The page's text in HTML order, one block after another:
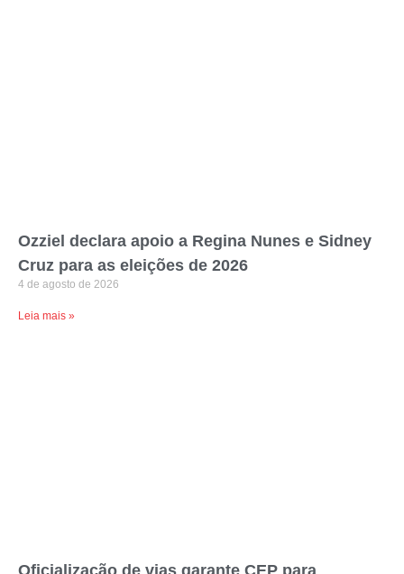
Ozziel declara apoio a Regina Nunes e Sidney
Cruz para as eleições de 2026
4 de agosto de 2026
Leia mais »
Oficialização de vias garante CEP para